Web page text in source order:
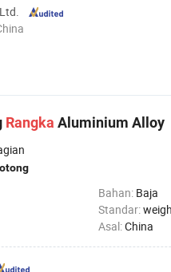
Rangka Aluminium Alloy
Bahan: Baja
Standar:
Asal:China